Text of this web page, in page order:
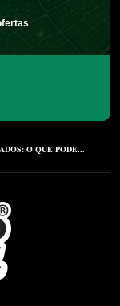
O QUE PODE...